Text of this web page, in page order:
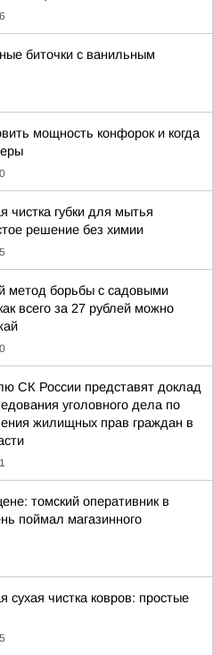
биточки с ванильным
мощность конфорок и когда
чистка губки для мытья
решение без химии
метод борьбы с садовыми
всего за 27 рублей можно
СК России представят доклад
уголовного дела по
жилищных прав граждан в
томский оперативник в
поймал магазинного
сухая чистка ковров: простые